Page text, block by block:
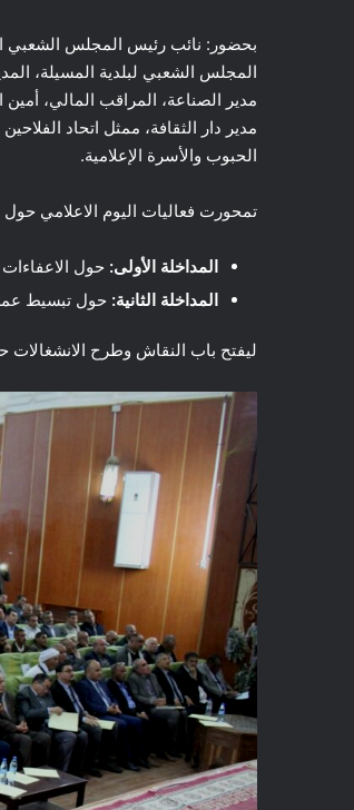
بحضور: نائب رئيس المجلس الشعبي
المجلس الشعبي لبلدية المسيلة،
مدير الصناعة، المراقب المالي، أمين
مدير دار الثقافة، ممثل اتحاد
الحبوب والأسرة الإعلامية.
تمحورت فعاليات اليوم الاعلامي
المداخلة الأولى: حول الاعفاءات
المداخلة الثانية: حول تبسيط
ليفتح باب النقاش وطرح